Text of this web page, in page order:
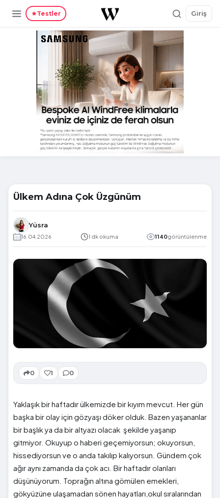
Testler Giriş
Ülkem Adına Çok Üzgünüm
Yüsra
16.04.2026 1 dk okuma 1140görüntülenme
0 1 0
Yaklaşık bir haftadır ülkemizde bir kıyım mevcut. Her gün
başka bir olay için gözyaşı döker olduk. Bazen yaşananlar
bir başlık ya da bir altyazı olacak şekilde yaşanıp
gitmiyor. Okuyup o haberi geçemiyorsun; okuyorsun,
hissediyorsun ve o anda takılıp kalıyorsun. Gündem çok
ağır aynı zamanda da çok acı. Bir haftadır olanları
düşünüyorum. Toprağın altına gömülen emekleri,
gökyüzüne ulaşamadan sönen hayatları,okul sıralarından